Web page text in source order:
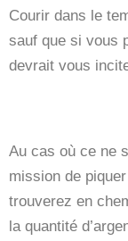
Courir dans le
sauf que si vous
devrait vous
Au cas où ce ne
mission de
trouverez en
la quantité